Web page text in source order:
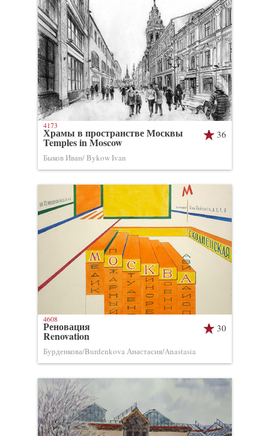
36
Храмы в пространстве Москвы
Temples in Moscow
Быков Иван/ Bykow Ivan
4173
30
Реновация
Renovation
Бурденкова/Burdenkova Анастасия/Anastasia
4608